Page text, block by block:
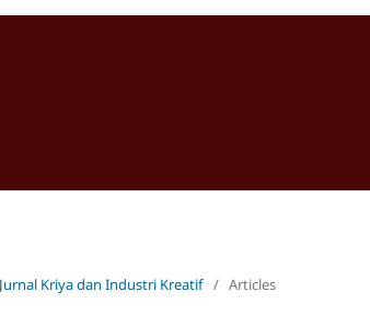
Kriya dan Industri Kreatif / Articles